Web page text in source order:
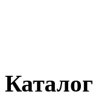
Каталог